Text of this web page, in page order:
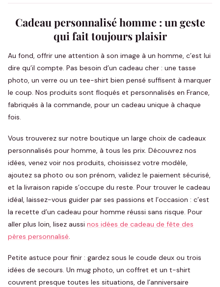
Cadeau personnalisé homme : un geste
qui fait toujours plaisir
Au fond, offrir une attention à son image à un homme, c’est lui
dire qu’il compte. Pas besoin d’un cadeau cher : une tasse
photo, un verre ou un tee-shirt bien pensé suffisent à marquer
le coup. Nos produits sont floqués et personnalisés en France,
fabriqués à la commande, pour un cadeau unique à chaque
fois.
Vous trouverez sur notre boutique un large choix de cadeaux
personnalisés pour homme, à tous les prix. Découvrez nos
idées, venez voir nos produits, choisissez votre modèle,
ajoutez sa photo ou son prénom, validez le paiement sécurisé,
et la livraison rapide s’occupe du reste. Pour trouver le cadeau
idéal, laissez-vous guider par ses passions et l’occasion : c’est
la recette d’un cadeau pour homme réussi sans risque. Pour
aller plus loin, lisez aussi nos idées de cadeau de fête des
pères personnalisé.
Petite astuce pour finir : gardez sous le coude deux ou trois
idées de secours. Un mug photo, un coffret et un t-shirt
couvrent presque toutes les situations, de l’anniversaire